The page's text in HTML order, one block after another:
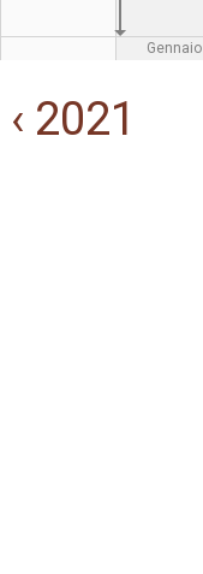
Gennaio
‹ 2021